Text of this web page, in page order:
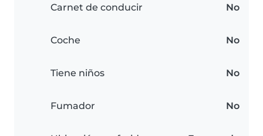
Carnet de conducir No
Coche No
Tiene niños No
Fumador No